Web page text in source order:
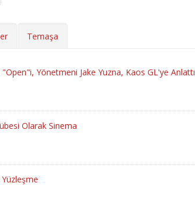
Temaşa
Yönetmeni Jake Yuzna, Kaos GL'ye Anlattı
Olarak Sinema